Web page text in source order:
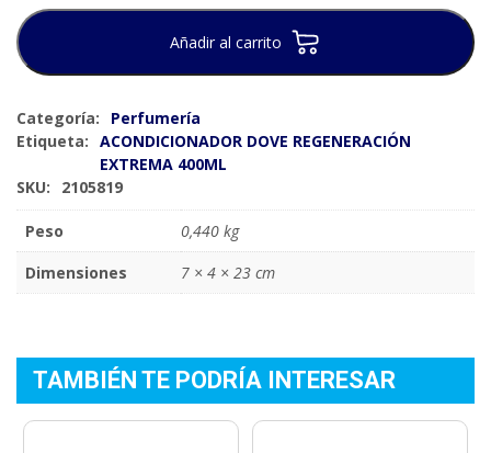
Añadir al carrito
Categoría:
Perfumería
Etiqueta: ACONDICIONADOR DOVE REGENERACIÓN
EXTREMA 400ML
SKU:
2105819
Peso
0,440 kg
Dimensiones
7 × 4 × 23 cm
TAMBIÉN TE PODRÍA INTERESAR